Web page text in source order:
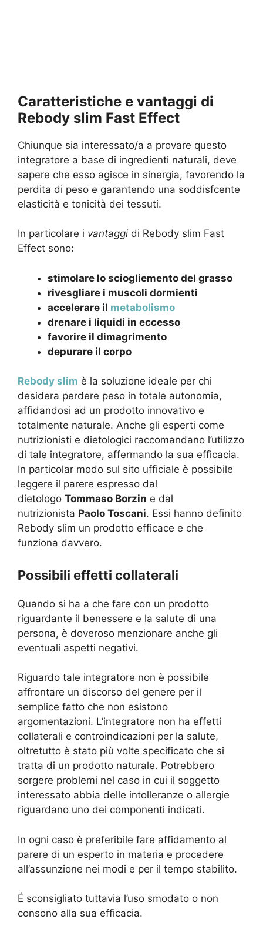
Caratteristiche e vantaggi di
Rebody slim Fast Effect
Chiunque sia interessato/a a provare questo
integratore a base di ingredienti naturali, deve
sapere che esso agisce in sinergia, favorendo la
perdita di peso e garantendo una soddisfcente
elasticità e tonicità dei tessuti.
In particolare i vantaggi di Rebody slim Fast
Effect sono:
stimolare lo sciogliemento del grasso
rivesgliare i muscoli dormienti
accelerare il metabolismo
drenare i liquidi in eccesso
favorire il dimagrimento
depurare il corpo
Rebody slim è la soluzione ideale per chi
desidera perdere peso in totale autonomia,
affidandosi ad un prodotto innovativo e
totalmente naturale. Anche gli esperti come
nutrizionisti e dietologici raccomandano l’utilizzo
di tale integratore, affermando la sua efficacia.
In particolar modo sul sito ufficiale è possibile
leggere il parere espresso dal
dietologo Tommaso Borzin e dal
nutrizionista Paolo Toscani. Essi hanno definito
Rebody slim un prodotto efficace e che
funziona davvero.
Possibili effetti collaterali
Quando si ha a che fare con un prodotto
riguardante il benessere e la salute di una
persona, è doveroso menzionare anche gli
eventuali aspetti negativi.
Riguardo tale integratore non è possibile
affrontare un discorso del genere per il
semplice fatto che non esistono
argomentazioni. L’integratore non ha effetti
collaterali e controindicazioni per la salute,
oltretutto è stato più volte specificato che si
tratta di un prodotto naturale. Potrebbero
sorgere problemi nel caso in cui il soggetto
interessato abbia delle intolleranze o allergie
riguardano uno dei componenti indicati.
In ogni caso è preferibile fare affidamento al
parere di un esperto in materia e procedere
all’assunzione nei modi e per il tempo stabilito.
É sconsigliato tuttavia l’uso smodato o non
consono alla sua efficacia.